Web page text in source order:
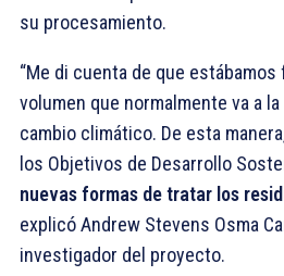
su procesamiento.
“Me di cuenta de que
volumen que normalmente va a
cambio climático. De esta
los Objetivos de Desarrollo
nuevas formas de tratar los
explicó Andrew Stevens Osma
investigador del proyecto.